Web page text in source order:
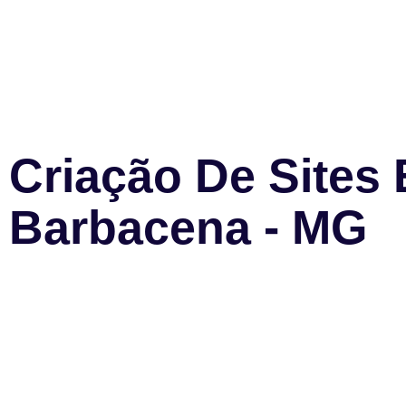
Criação De Sites
Barbacena - MG